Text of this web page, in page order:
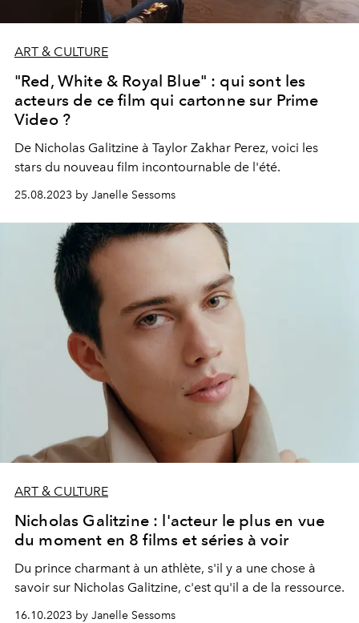
ART & CULTURE
"Red, White & Royal Blue" : qui sont les
acteurs de ce film qui cartonne sur Prime
Video ?
De Nicholas Galitzine à Taylor Zakhar Perez, voici les
stars du nouveau film incontournable de l'été.
25.08.2023 by Janelle Sessoms
ART & CULTURE
Nicholas Galitzine : l'acteur le plus en vue
du moment en 8 films et séries à voir
Du prince charmant à un athlète, s'il y a une chose à
savoir sur Nicholas Galitzine, c'est qu'il a de la ressource.
16.10.2023 by Janelle Sessoms